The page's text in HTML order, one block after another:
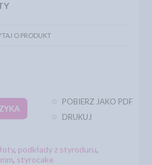
O PRODUKT
POBIERZ JAKO PDF
DRUKUJ
, podkłady z styroduru,
, styrocake